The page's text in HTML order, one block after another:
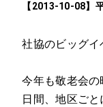
【2013-10-08】
社協のビッグイ
今年も敬老会
日間、地区ごと